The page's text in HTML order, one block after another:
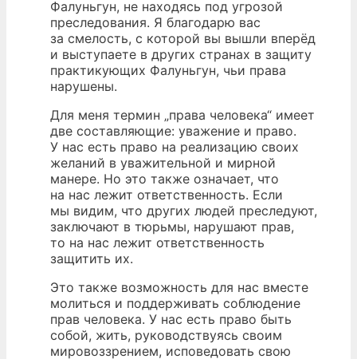
Фалуньгун, не находясь под угрозой
преследования. Я благодарю вас
за смелость, с которой вы вышли вперёд
и выступаете в других странах в защиту
практикующих Фалуньгун, чьи права
нарушены.
Для меня термин „права человека“ имеет
две составляющие: уважение и право.
У нас есть право на реализацию своих
желаний в уважительной и мирной
манере. Но это также означает, что
на нас лежит ответственность. Если
мы видим, что других людей преследуют,
заключают в тюрьмы, нарушают прав,
то на нас лежит ответственность
защитить их.
Это также возможность для нас вместе
молиться и поддерживать соблюдение
прав человека. У нас есть право быть
собой, жить, руководствуясь своим
мировоззрением, исповедовать свою